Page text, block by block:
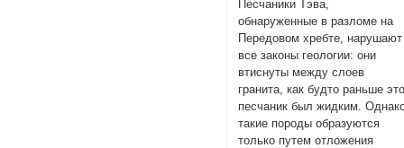
Песчаники Тэва,
обнаруженные в разломе на
Передовом хребте, нарушают
все законы геологии: они
втиснуты между слоев
гранита, как будто раньше
песчаник был жидким.
такие породы образуются
только путем отложения